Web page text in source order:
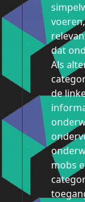
dat
Als
de
mobs